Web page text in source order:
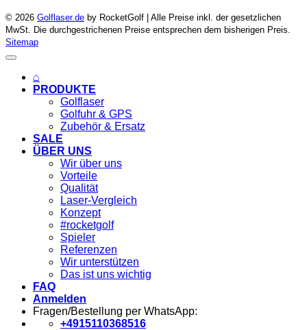
© 2026 Golflaser.de by RocketGolf | Alle Preise inkl. der gesetzlichen
MwSt. Die durchgestrichenen Preise entsprechen dem bisherigen Preis.
Sitemap
⌂
PRODUKTE
Golflaser
Golfuhr & GPS
Zubehör & Ersatz
SALE
ÜBER UNS
Wir über uns
Vorteile
Qualität
Laser-Vergleich
Konzept
#rocketgolf
Spieler
Referenzen
Wir unterstützen
Das ist uns wichtig
FAQ
Anmelden
Fragen/Bestellung per WhatsApp:
+4915110368516